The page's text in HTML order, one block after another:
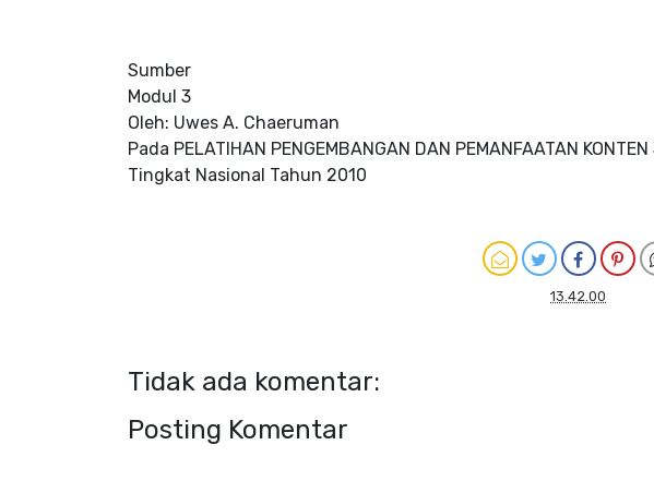
Sumber
Modul 3
Oleh: Uwes A. Chaeruman
Pada PELATIHAN PENGEMBANGAN DAN PEMANFAATAN
Tingkat Nasional Tahun 2010
13.42.00
Tidak ada komentar:
Posting Komentar